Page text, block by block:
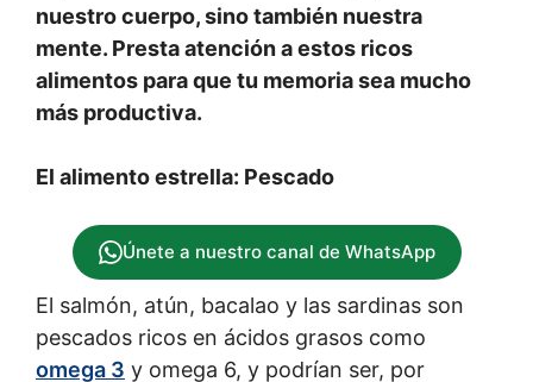
nuestro cuerpo, sino también nuestra
mente. Presta atención a estos ricos
alimentos para que tu memoria sea mucho
más productiva.
El alimento estrella: Pescado
Únete a nuestro canal de WhatsApp
El salmón, atún, bacalao y las sardinas son
pescados ricos en ácidos grasos como
omega 3 y omega 6, y podrían ser, por